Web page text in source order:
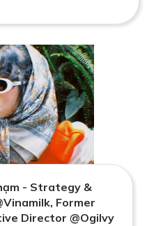
- Strategy &
Former
Director @Ogilvy